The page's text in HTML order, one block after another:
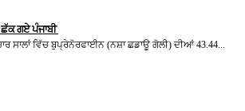
ਗਏ ਪੰਜਾਬੀ
ਸਾਲਾਂ ਵਿੱਚ ਬੁਪ੍ਰੇਨੋਰਫਾਈਨ (ਨਸ਼ਾ ਛਡਾਊ ਗੋਲੀ) ਦੀਆਂ 43.44...